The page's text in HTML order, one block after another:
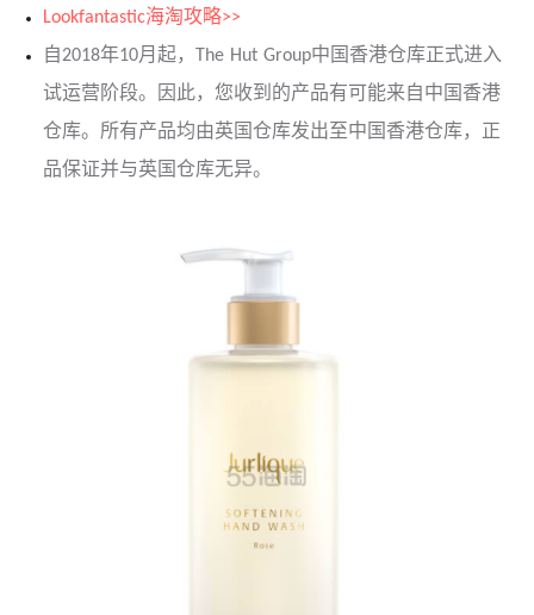
Lookfantastic海淘攻略>>
自2018年10月起，The Hut Group中国香港仓库正式进入
试运营阶段。因此，您收到的产品有可能来自中国香港
仓库。所有产品均由英国仓库发出至中国香港仓库，正
品保证并与英国仓库无异。